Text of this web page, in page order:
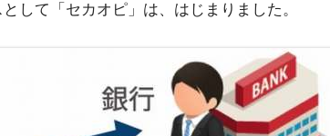
して「セカオピ」は、はじまりました。